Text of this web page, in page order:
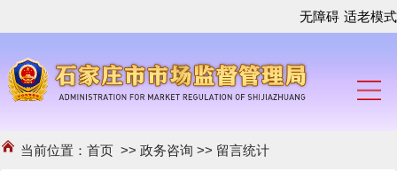
无障碍 适老模式
当前位置：首页 >>政务咨询 >> 留言统计